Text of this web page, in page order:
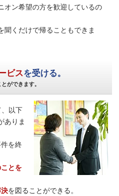
オン希望の方を歓迎しているの
聞くだけで帰ることもできま
ビスを受ける。
ができます。
以下
ありま
を終
とを
決を図ることができる。